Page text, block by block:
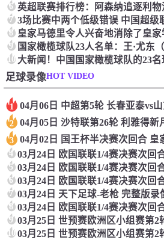
6 英超联赛排行榜：阿森纳追逐利
7
8
9
10
足球录像HOT VIDEO
1 04月06日 中超第5轮 长春亚泰vs
2
3
4
5
6
7 03月24日 天下足球-老枪 完整版录
8
9
10